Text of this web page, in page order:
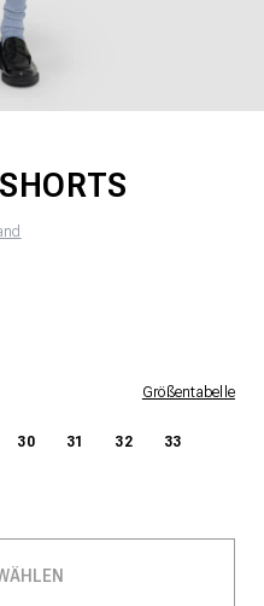
Größentabelle
30 31 32 33